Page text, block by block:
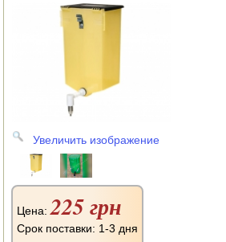
ДЛЯ ОГОРОДА
НАВЕСНОЕ ДЛЯ МОТОБЛОКОВ
СЕПАРАТОРЫ И МАСЛОБОЙКИ
ШИНКОВКИ
ДЛЯ ДОМА И САДА
ОБОГРЕВАТЕЛИ
Увеличить изображение
Цена:225 грн
Срок поставки: 1-3 дня